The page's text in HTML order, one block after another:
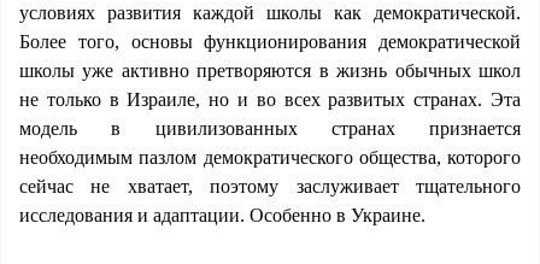
условиях развития каждой школы как демократической.
Более того, основы функционирования демократической
школы уже активно претворяются в жизнь обычных школ
не только в Израиле, но и во всех развитых странах. Эта
модель в цивилизованных странах признается
необходимым пазлом демократического общества, которого
сейчас не хватает, поэтому заслуживает тщательного
исследования и адаптации. Особенно в Украине.